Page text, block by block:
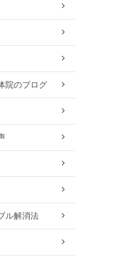
院のブログ
ル解消法